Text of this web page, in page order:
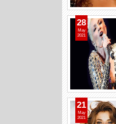
28
May
2021
21
May
2021